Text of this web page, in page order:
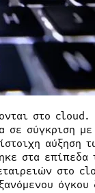
στο
σε σύγκριση
αύξηση
στα
στο